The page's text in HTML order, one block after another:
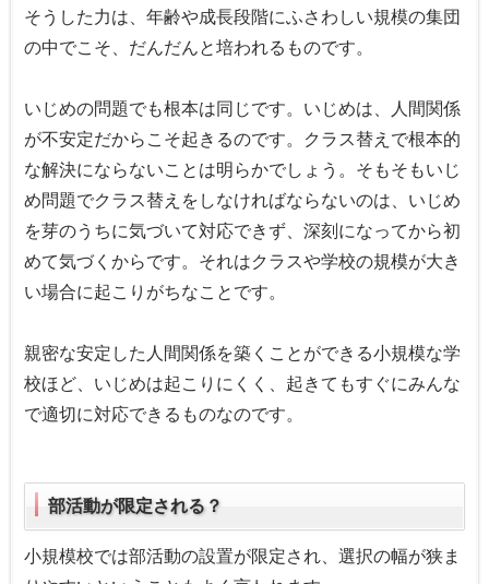
そうした力は、年齢や成長段階にふさわしい規模の集団
の中でこそ、だんだんと培われるものです。
いじめの問題でも根本は同じです。いじめは、人間関係
が不安定だからこそ起きるのです。クラス替えで根本的
な解決にならないことは明らかでしょう。そもそもいじ
め問題でクラス替えをしなければならないのは、いじめ
を芽のうちに気づいて対応できず、深刻になってから初
めて気づくからです。それはクラスや学校の規模が大き
い場合に起こりがちなことです。
親密な安定した人間関係を築くことができる小規模な学
校ほど、いじめは起こりにくく、起きてもすぐにみんな
で適切に対応できるものなのです。
部活動が限定される？
小規模校では部活動の設置が限定され、選択の幅が狭ま